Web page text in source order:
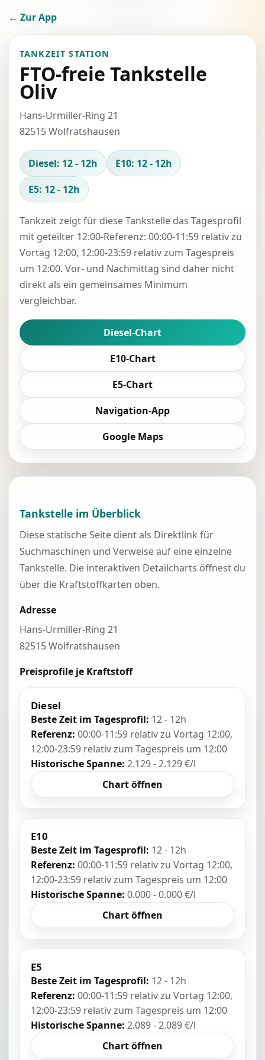
← Zur App
TANKZEIT STATION
FTO-freie Tankstelle
Oliv
Hans-Urmiller-Ring 21
82515 Wolfratshausen
Diesel: 12 - 12h
E10: 12 - 12h
E5: 12 - 12h
Tankzeit zeigt für diese Tankstelle das Tagesprofil
mit geteilter 12:00-Referenz: 00:00-11:59 relativ zu
Vortag 12:00, 12:00-23:59 relativ zum Tagespreis
um 12:00. Vor- und Nachmittag sind daher nicht
direkt als ein gemeinsames Minimum
vergleichbar.
Diesel-Chart
E10-Chart
E5-Chart
Navigation-App
Google Maps
Tankstelle im Überblick
Diese statische Seite dient als Direktlink für
Suchmaschinen und Verweise auf eine einzelne
Tankstelle. Die interaktiven Detailcharts öffnest du
über die Kraftstoffkarten oben.
Adresse
Hans-Urmiller-Ring 21
82515 Wolfratshausen
Preisprofile je Kraftstoff
Diesel
Beste Zeit im Tagesprofil: 12 - 12h
Referenz: 00:00-11:59 relativ zu Vortag 12:00,
12:00-23:59 relativ zum Tagespreis um 12:00
Historische Spanne: 2.129 - 2.129 €/l
Chart öffnen
E10
Beste Zeit im Tagesprofil: 12 - 12h
Referenz: 00:00-11:59 relativ zu Vortag 12:00,
12:00-23:59 relativ zum Tagespreis um 12:00
Historische Spanne: 0.000 - 0.000 €/l
Chart öffnen
E5
Beste Zeit im Tagesprofil: 12 - 12h
Referenz: 00:00-11:59 relativ zu Vortag 12:00,
12:00-23:59 relativ zum Tagespreis um 12:00
Historische Spanne: 2.089 - 2.089 €/l
Chart öffnen